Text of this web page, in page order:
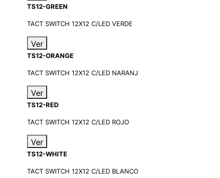
TS12-GREEN
TACT SWITCH 12X12 C/LED VERDE
Ver
TS12-ORANGE
TACT SWITCH 12X12 C/LED NARANJ
Ver
TS12-RED
TACT SWITCH 12X12 C/LED ROJO
Ver
TS12-WHITE
TACT SWITCH 12X12 C/LED BLANCO